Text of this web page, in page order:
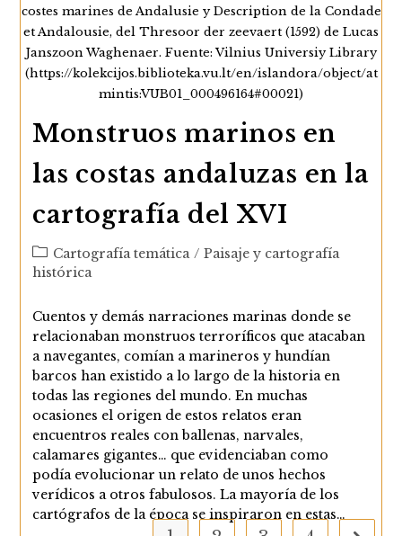
costes marines de Andalusie y Description de la Condade
et Andalousie, del Thresoor der zeevaert (1592) de Lucas
Janszoon Waghenaer. Fuente: Vilnius Universiy Library
(https://kolekcijos.biblioteka.vu.lt/en/islandora/object/at
mintis:VUB01_000496164#00021)
Monstruos marinos en
las costas andaluzas en la
cartografía del XVI
Categoría
de
entrada:
Cartografía temática / Paisaje y cartografía
histórica
Cuentos y demás narraciones marinas donde se
relacionaban monstruos terroríficos que atacaban
a navegantes, comían a marineros y hundían
barcos han existido a lo largo de la historia en
todas las regiones del mundo. En muchas
ocasiones el origen de estos relatos eran
encuentros reales con ballenas, narvales,
calamares gigantes… que evidenciaban como
podía evolucionar un relato de unos hechos
verídicos a otros fabulosos. La mayoría de los
cartógrafos de la época se inspiraron en estas…